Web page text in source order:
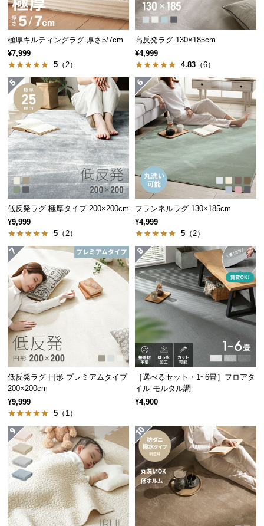
保
証
に
つ
い
て
会
員
規
約
に
つ
い
て
サ
ー
ト
お
知
ロ
企
極厚キルティングラグ 厚さ5/7cm
¥7,999
5 （2）
高反発ラグ 130×185cm
¥4,999
4.83 （6）
低反発ラグ 極厚タイプ 200×200cm
¥9,999
5 （2）
フランネルラグ 130×185cm
¥4,999
5 （2）
低反発ラグ 円形 プレミアムタイプ
200×200cm
¥9,999
5 （1）
［選べるセット・1~6畳］フロアタ
イル モルタル調
¥4,900